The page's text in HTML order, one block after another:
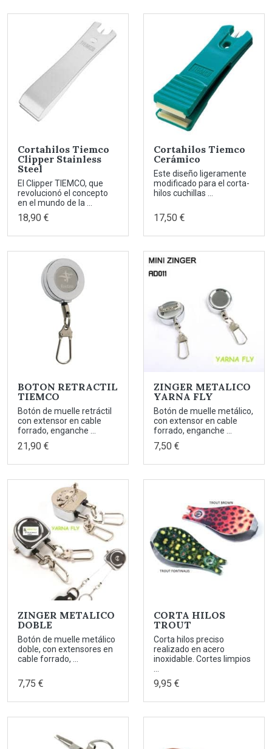
Cortahilos Tiemco
Clipper Stainless
Steel
El Clipper TIEMCO, que
revolucionó el concepto
en el mundo de la ...
18,90 €
Cortahilos Tiemco
Cerámico
Este diseño ligeramente
modificado para el corta-
hilos cuchillas ...
17,50 €
BOTON RETRACTIL
TIEMCO
Botón de muelle retráctil
con extensor en cable
forrado, enganche ...
21,90 €
ZINGER METALICO
YARNA FLY
Botón de muelle metálico,
con extensor en cable
forrado, enganche ...
7,50 €
ZINGER METALICO
DOBLE
Botón de muelle metálico
doble, con extensores en
cable forrado, ...
7,75 €
CORTA HILOS
TROUT
Corta hilos preciso
realizado en acero
inoxidable. Cortes limpios
9,95 €